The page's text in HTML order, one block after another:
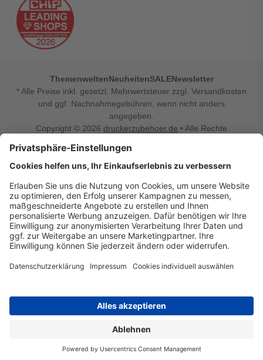
ThemenweltenNeuheitenSALENewsletter
* Alle Preise inkl. gesetzl. Mehrwertsteuer zzgl. Versandkosten
und ggf. Nachnahmegebühren, wenn nicht anders
angegeben.
Copyright © 2026 druckerzubehoer.de • Alle Rechte
Vertrag widerrufen
Druckerzubehoer.de – preiswerte Qualität für Ihr Office
Sie sind auf der Suche nach dem passenden Druckerzubehör
oder Zubehör für das Büro, den Computer oder Ihr
Smartphone? Dann sind Sie bei Druckerzubehoer.de genau
richtig! Unser breites Sortiment bietet unter anderem Tinte
und Toner für alle gängigen Druckermodelle – großer sowie
kleiner Hersteller. Zugleich sind wir Ihr Online Fachhandel für
einrichten, die Werkstatt ausstatten oder den Alltag mit
was Ihren Arbeitsplatz noch komfortabler macht, finden Sie
bei uns auch Bastelspaß, Schulbedarf, Beleuchtung,
für die ganze Familie. Entdecken Sie günstige Angebote und